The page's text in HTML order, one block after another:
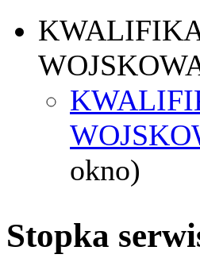
okno)
Stopka